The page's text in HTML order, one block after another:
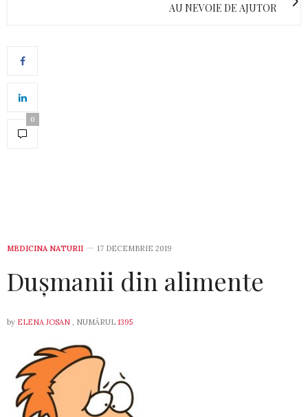
AU NEVOIE DE AJUTOR
0
MEDICINA NATURII 17 DECEMBRIE 2019
Dușmanii din alimente
by ELENA JOSAN , NUMĂRUL 1395